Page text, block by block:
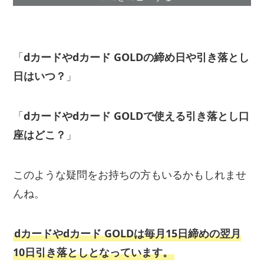
「dカードやdカード GOLDの締め日や引き落とし
日はいつ？ 」
「dカードやdカード GOLDで使える引き落とし口
座はどこ？ 」
このような疑問をお持ちの方もいるかもしれませ
んね。
dカードやdカード GOLDは毎月15日締めの翌月
10日引き落としとなっています。